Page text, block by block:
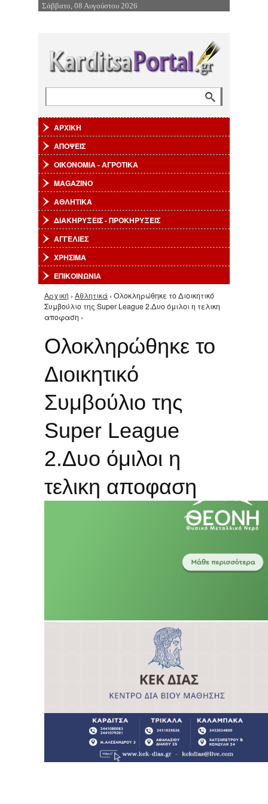
Επιστροφή στην Πλοήγηση
Σάββατο, 08 Αυγούστου 2026
ΑΡΧΙΚΗ
ΑΠΟΨΕΙΣ
ΟΙΚΟΝΟΜΙΑ - ΑΓΡΟΤΙΚΑ
MAGAZINO
ΑΘΛΗΤΙΚΑ
ΔΙΑΚΗΡΥΞΕΙΣ - ΠΡΟΚΗΡΥΞΕΙΣ
ΑΓΓΕΛΙΕΣ
ΧΡΗΣΙΜΑ
ΕΠΙΚΟΙΝΩΝΙΑ
Είστε εδώ
Αρχική › Αθλητικά › Ολοκληρώθηκε το Διοικητικό
Συμβούλιο της Super League 2.Δυο όμιλοι η τελικη
αποφαση ›
Ολοκληρώθηκε το
Διοικητικό
Συμβούλιο της
Super League
2.Δυο όμιλοι η
τελικη αποφαση